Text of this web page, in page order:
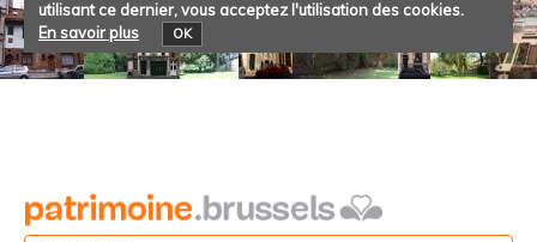
utilisant ce dernier, vous acceptez l'utilisation des cookies.
En savoir plus
OK